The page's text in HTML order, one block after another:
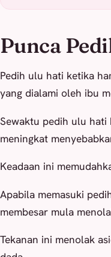
Punca
Pedih ulu hati ketika
yang dialami oleh ibu
Sewaktu pedih ulu
meningkat
Keadaan ini
Apabila memasuki
membesar mula
Tekanan ini menolak